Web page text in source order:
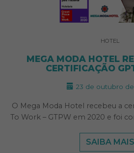
HOTEL
MEGA MODA HOTEL
CERTIFICAÇÃO
23 de outubro
O Mega Moda Hotel recebeu a
To Work – GTPW em 2020 e foi
SAIBA MAIS